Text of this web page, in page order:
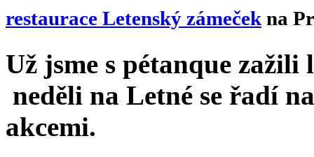
restaurace Letenský zámeček na
Už jsme s pétanque zažili
neděli na Letné se řadí
akcemi.